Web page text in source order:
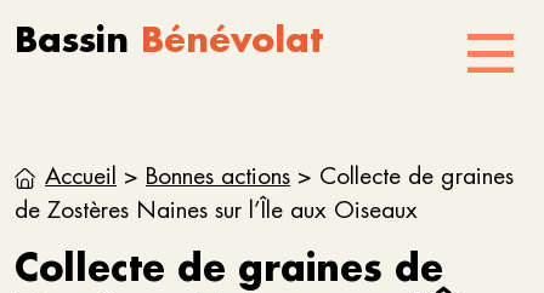
Bassin Bénévolat
Accueil > Bonnes actions > Collecte de graines
de Zostères Naines sur l’Île aux Oiseaux
Collecte de graines de